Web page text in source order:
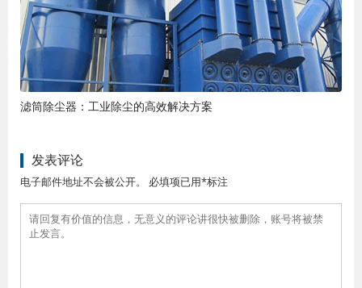
滤筒除尘器：工业除尘的高效解决方案
发表评论
电子邮件地址不会被公开。 必填项已用*标注